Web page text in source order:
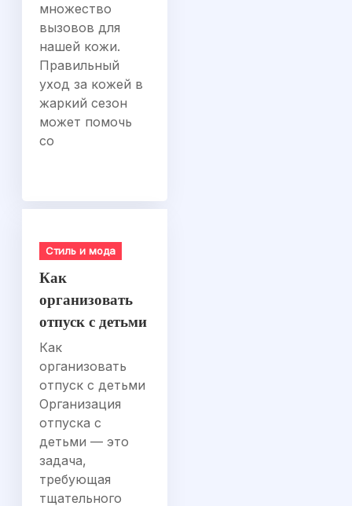
множество
вызовов для
нашей кожи.
Правильный
уход за кожей в
жаркий сезон
может помочь
со
Стиль и мода
Как
организовать
отпуск с детьми
Как
организовать
отпуск с детьми
Организация
отпуска с
детьми — это
задача,
требующая
тщательного